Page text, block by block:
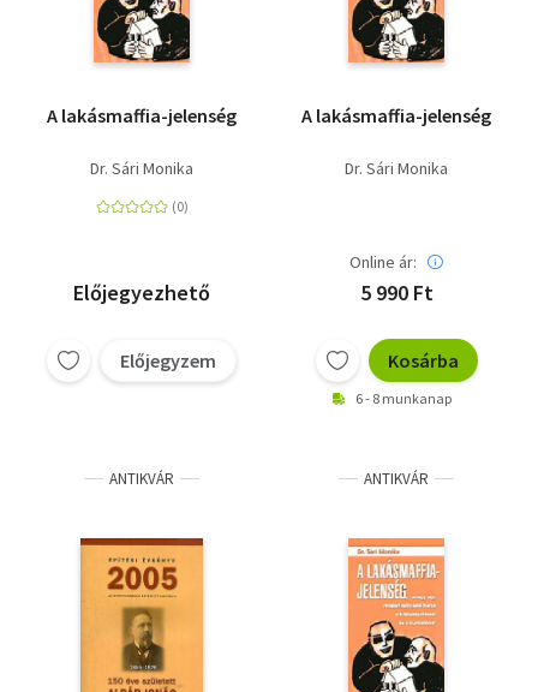
A lakásmaffia-jelenség
Dr. Sári Monika
Előjegyezhető
Előjegyzem
A lakásmaffia-jelenség
Dr. Sári Monika
Online ár:
5 990 Ft
Kosárba
6 - 8 munkanap
ANTIKVÁR ANTIKVÁR